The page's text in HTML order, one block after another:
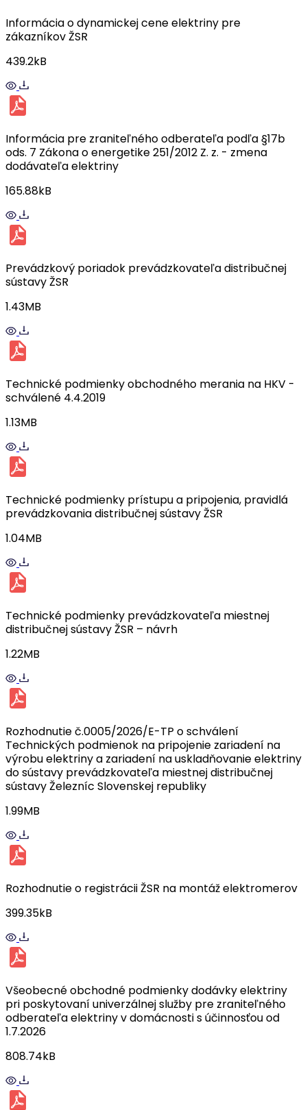
Informácia o dynamickej cene elektriny pre
zákazníkov ŽSR
439.2kB
Informácia pre zraniteľného odberateľa podľa §17b
ods. 7 Zákona o energetike 251/2012 Z. z. - zmena
dodávateľa elektriny
165.88kB
Prevádzkový poriadok prevádzkovateľa distribučnej
sústavy ŽSR
1.43MB
Technické podmienky obchodného merania na HKV -
schválené 4.4.2019
1.13MB
Technické podmienky prístupu a pripojenia, pravidlá
prevádzkovania distribučnej sústavy ŽSR
1.04MB
Technické podmienky prevádzkovateľa miestnej
distribučnej sústavy ŽSR – návrh
1.22MB
Rozhodnutie č.0005/2026/E-TP o schválení
Technických podmienok na pripojenie zariadení na
výrobu elektriny a zariadení na uskladňovanie elektriny
do sústavy prevádzkovateľa miestnej distribučnej
sústavy Železníc Slovenskej republiky
1.99MB
Rozhodnutie o registrácii ŽSR na montáž elektromerov
399.35kB
Všeobecné obchodné podmienky dodávky elektriny
pri poskytovaní univerzálnej služby pre zraniteľného
odberateľa elektriny v domácnosti s účinnosťou od
1.7.2026
808.74kB